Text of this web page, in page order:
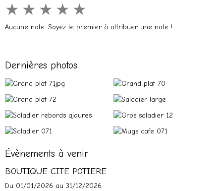
★ ★ ★ ★ ★
Aucune note. Soyez le premier à attribuer une note !
Dernières photos
Évènements à venir
BOUTIQUE CITE POTIERE
Du 01/01/2026 au 31/12/2026